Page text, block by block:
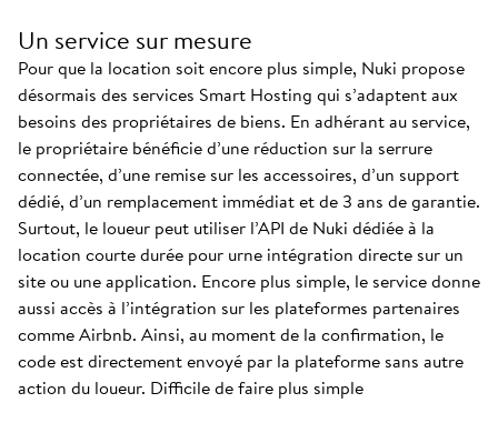
Un service sur mesure
Pour que la location soit encore plus simple, Nuki propose
désormais des services Smart Hosting qui s’adaptent aux
besoins des propriétaires de biens. En adhérant au service,
le propriétaire bénéficie d’une réduction sur la serrure
connectée, d’une remise sur les accessoires, d’un support
dédié, d’un remplacement immédiat et de 3 ans de garantie.
Surtout, le loueur peut utiliser l’API de Nuki dédiée à la
location courte durée pour urne intégration directe sur un
site ou une application. Encore plus simple, le service donne
aussi accès à l’intégration sur les plateformes partenaires
comme Airbnb. Ainsi, au moment de la confirmation, le
code est directement envoyé par la plateforme sans autre
action du loueur. Difficile de faire plus simple